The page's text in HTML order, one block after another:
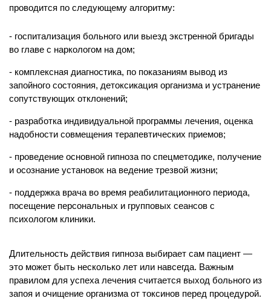
Заказать услугу
проводится по следующему алгоритму:
госпитализация больного или выезд экстренной бригады
во главе с наркологом на дом;
комплексная диагностика, по показаниям вывод из
запойного состояния, детоксикация организма и устранение
сопутствующих отклонений;
разработка индивидуальной программы лечения, оценка
надобности совмещения терапевтических приемов;
проведение основной гипноза по спецметодике, получение
и осознание установок на ведение трезвой жизни;
поддержка врача во время реабилитационного периода,
посещение персональных и групповых сеансов с
психологом клиники.
Длительность действия гипноза выбирает сам пациент —
это может быть несколько лет или навсегда. Важным
правилом для успеха лечения считается выход больного из
запоя и очищение организма от токсинов перед процедурой.